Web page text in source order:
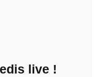
live !